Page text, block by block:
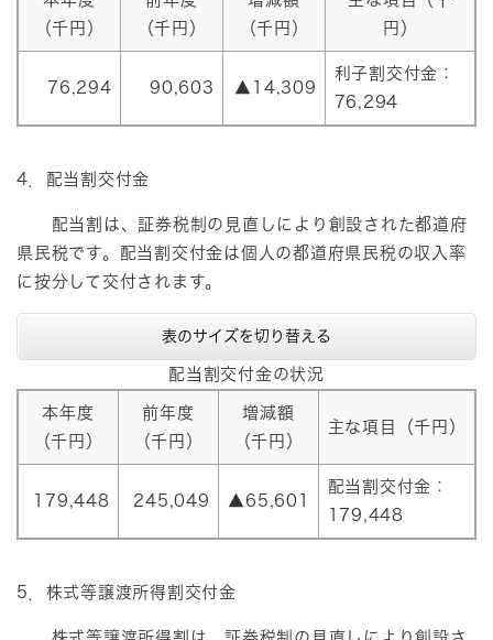
（千円）
（千円）
（千円）
円）
76,294 90,603 ▲14,309
利子割交付金：
76,294
4．配当割交付金
配当割は、証券税制の見直しにより創設された都道府
県民税です。配当割交付金は個人の都道府県民税の収入率
に按分して交付されます。
表のサイズを切り替える
配当割交付金の状況
本年度
（千円）
前年度
（千円）
増減額
（千円）
主な項目（千円）
179,448 245,049 ▲65,601
配当割交付金：
179,448
5．株式等譲渡所得割交付金